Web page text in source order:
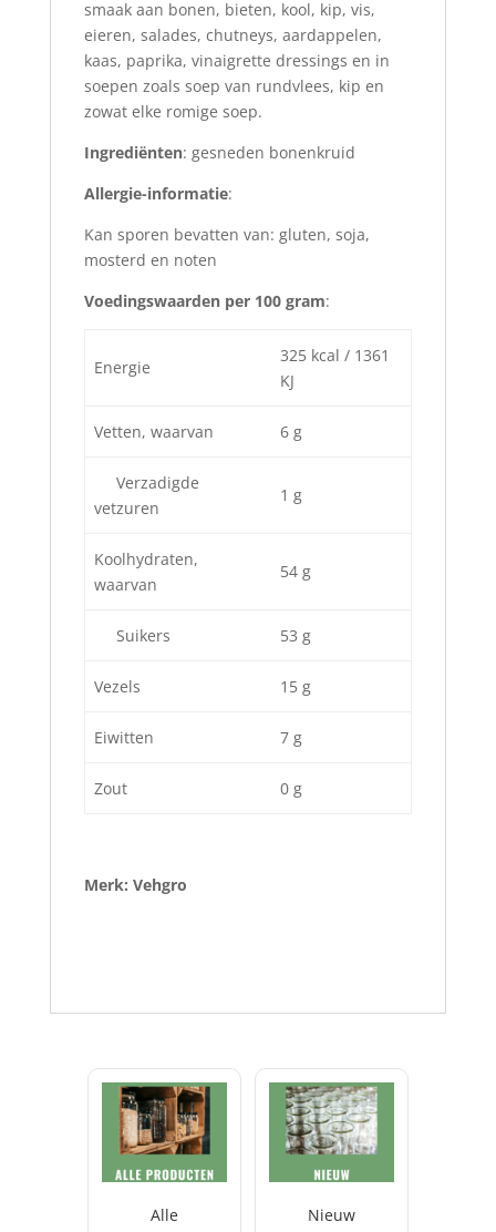
smaak aan bonen, bieten, kool, kip, vis,
eieren, salades, chutneys, aardappelen,
kaas, paprika, vinaigrette dressings en in
soepen zoals soep van rundvlees, kip en
zowat elke romige soep.
Ingrediënten: gesneden bonenkruid
Allergie-informatie:
Kan sporen bevatten van: gluten, soja,
mosterd en noten
Voedingswaarden per 100 gram:
Energie
325 kcal / 1361
KJ
Vetten, waarvan 6 g
Verzadigde
vetzuren
1 g
Koolhydraten,
waarvan
54 g
Suikers 53 g
Vezels 15 g
Eiwitten 7 g
Zout 0 g
Merk: Vehgro
Alle Nieuw